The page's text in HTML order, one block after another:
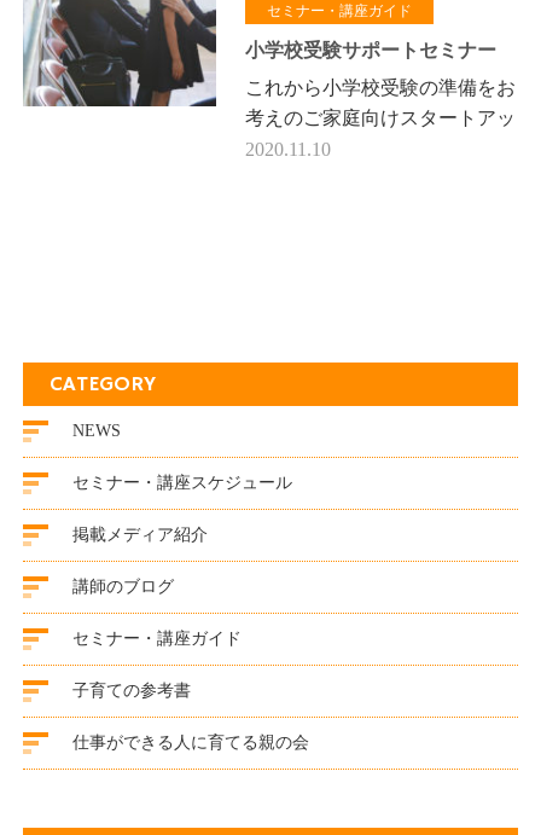
セミナー・講座ガイド
小学校受験サポートセミナー
これから小学校受験の準備をお
考えのご家庭向けスタートアッ
プセミナー 【こんなご家庭に
2020.11.10
CATEGORY
NEWS
セミナー・講座スケジュール
掲載メディア紹介
講師のブログ
セミナー・講座ガイド
子育ての参考書
仕事ができる人に育てる親の会